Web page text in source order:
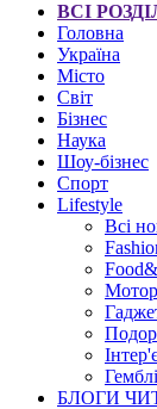
ВСІ
Головна
Україна
Місто
Світ
Бізнес
Наука
Шоу-бізнес
Спорт
Lifestyle
Всі
БЛОГИ